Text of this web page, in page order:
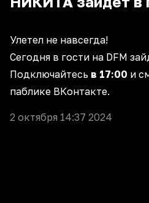
Улетел не навсегда!
Сегодня в гости на DFM
Подключайтесь в 17:00 и
паблике ВКонтакте.
2 октября 14:37 2024